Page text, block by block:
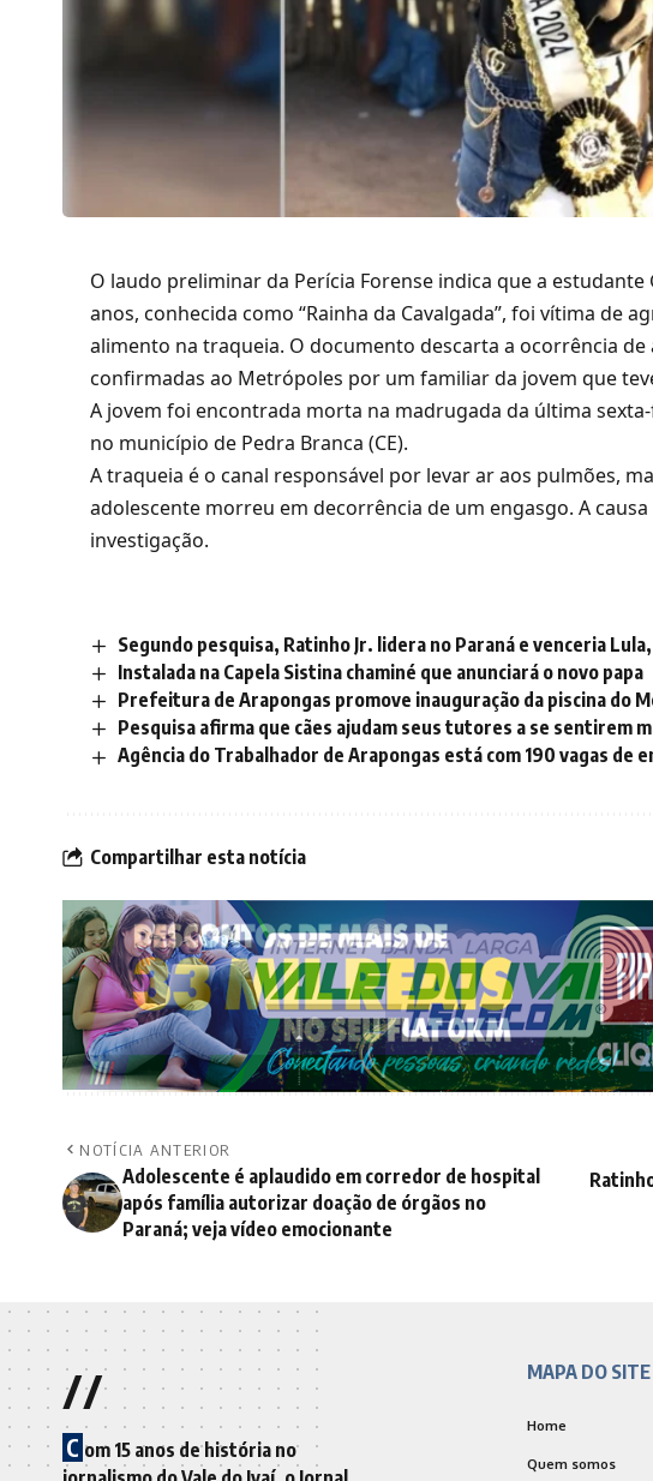
O laudo preliminar da Perícia Forense indica que a
anos, conhecida como “Rainha da Cavalgada”, foi vítima de
alimento na traqueia. O documento descarta a ocorrência
confirmadas ao Metrópoles por um familiar da jovem que
A jovem foi encontrada morta na madrugada da última
no município de Pedra Branca (CE).
A traqueia é o canal responsável por levar ar aos pulmões,
adolescente morreu em decorrência de um engasgo. A
investigação.
Segundo pesquisa, Ratinho Jr. lidera no Paraná e venceria
Instalada na Capela Sistina chaminé que anunciará o novo papa
Prefeitura de Arapongas promove inauguração da piscina do
Pesquisa afirma que cães ajudam seus tutores a se sentirem
Agência do Trabalhador de Arapongas está com 190 vagas de
Compartilhar esta notícia
NOTÍCIA ANTERIOR
Adolescente é aplaudido em corredor de hospital
após família autorizar doação de órgãos no
Paraná; veja vídeo emocionante
//
C om 15 anos de história no
MAPA DO SITE
Home
Quem somos